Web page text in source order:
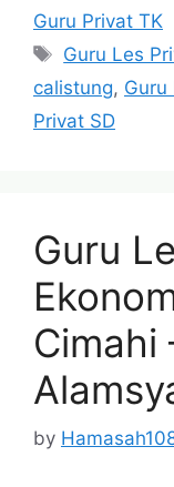
Guru Privat TK
Tags
Guru Les
calistung, Guru
Privat SD
Guru
Cimahi
by